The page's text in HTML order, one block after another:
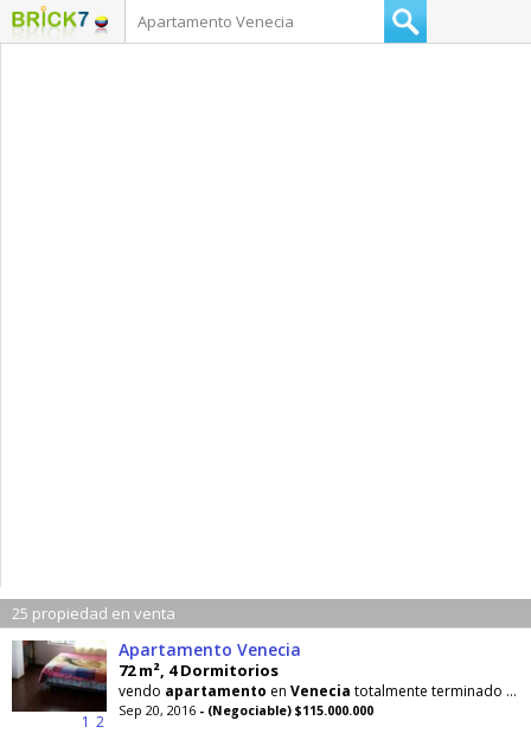
25 propiedad en venta
1 2
Apartamento Venecia
72 m², 4 Dormitorios
vendo apartamento en Venecia totalmente terminado con derecho a terraza tiene 3 habitaciones sala
Sep 20, 2016 - (Negociable) $115.000.000